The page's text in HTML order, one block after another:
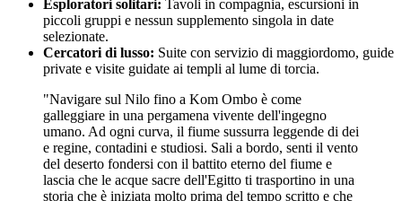
Esploratori solitari: Tavoli in compagnia, escursioni in
piccoli gruppi e nessun supplemento singola in date
selezionate.
Cercatori di lusso: Suite con servizio di maggiordomo, guide
private e visite guidate ai templi al lume di torcia.
"Navigare sul Nilo fino a Kom Ombo è come
galleggiare in una pergamena vivente dell'ingegno
umano. Ad ogni curva, il fiume sussurra leggende di dei
e regine, contadini e studiosi. Sali a bordo, senti il vento
del deserto fondersi con il battito eterno del fiume e
lascia che le acque sacre dell'Egitto ti trasportino in una
storia che è iniziata molto prima del tempo scritto e che